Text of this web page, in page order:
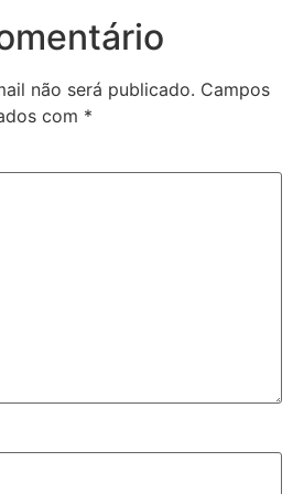
não será publicado. Campos
com *